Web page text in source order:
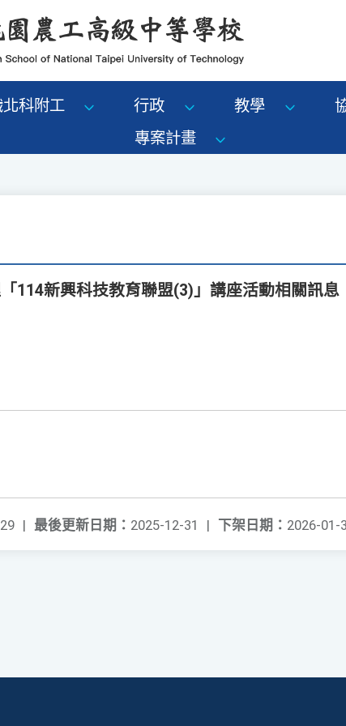
科附工 行政 教學
專案計畫
114新興科技教育聯盟(3)」講座活動相關訊息
下架日期： 2026-01-
最後更新日期： 2025-12-31 |
|